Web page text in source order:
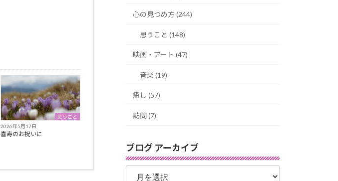
思うこと
2026年5月17日
喜寿のお祝いに
心の見つめ方 (244)
思うこと (148)
映画・アート (47)
音楽 (19)
癒し (57)
訪問 (7)
ブログ アーカイブ
ブ